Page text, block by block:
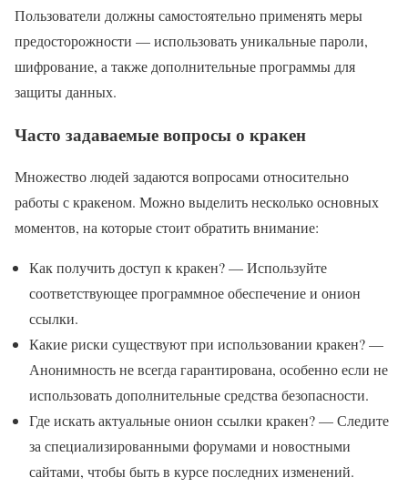
Пользователи должны самостоятельно применять меры
предосторожности — использовать уникальные пароли,
шифрование, а также дополнительные программы для
защиты данных.
Часто задаваемые вопросы о кракен
Множество людей задаются вопросами относительно
работы с кракеном. Можно выделить несколько основных
моментов, на которые стоит обратить внимание:
Как получить доступ к кракен? — Используйте
соответствующее программное обеспечение и онион
ссылки.
Какие риски существуют при использовании кракен? —
Анонимность не всегда гарантирована, особенно если не
использовать дополнительные средства безопасности.
Где искать актуальные онион ссылки кракен? — Следите
за специализированными форумами и новостными
сайтами, чтобы быть в курсе последних изменений.